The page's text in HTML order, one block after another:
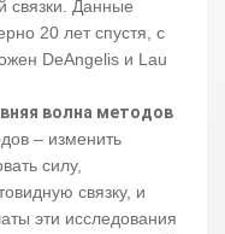
связки. Данные
20 лет спустя, с
DeAngelis и Lau
волна методов
– изменить
силу,
связку, и
эти исследования